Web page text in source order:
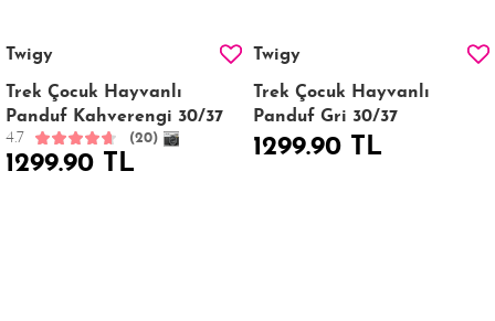
Twigy
Trek Çocuk Hayvanlı
Panduf Kahverengi 30/37
4.7 (20)
1299.90 TL
Twigy
Trek Çocuk Hayvanlı
Panduf Gri 30/37
1299.90 TL